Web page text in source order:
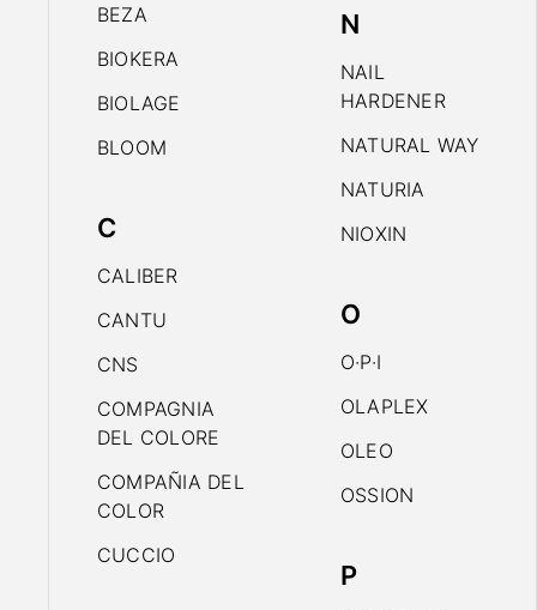
BEZA
BIOKERA
BIOLAGE
BLOOM
C
CALIBER
CANTU
CNS
COMPAGNIA
DEL COLORE
COMPAÑIA DEL
COLOR
CUCCIO
N
NAIL
HARDENER
NATURAL WAY
NATURIA
NIOXIN
O
O·P·I
OLAPLEX
OLEO
OSSION
P